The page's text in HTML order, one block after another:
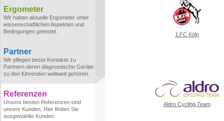
Ergometer
Wir haben aktuelle Ergometer unter
wissenschaftlichen Aspekten und
Bedingungen getestet.
Partner
Wir pflegen beste Kontakte zu
Partnern deren diagnostische Geräte
zu den führenden weltweit gehören.
Referenzen
Unsere besten Referenzen sind
unsere Kunden. Hier finden Sie
ausgewählte Kunden.
1.FC Köln
Aldro Cycling Team